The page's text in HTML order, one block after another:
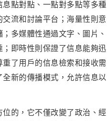
點對點、一點對多點等多種
流和討論平台；海量性則意
多媒體性通過文字、圖片、
即時性則保證了信息能夠迅
了用戶的信息檢索和接收需
新的傳播模式，允許信息以
的，它不僅改變了政治、經